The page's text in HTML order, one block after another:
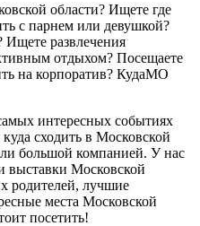
области? Ищете где
с парнем или девушкой?
Ищете развлечения
отдыхом? Посещаете
на корпоратив? КудаМО
интересных событиях
сходить в Московской
большой компанией. У нас
выставки Московской
родителей, лучшие
места Московской
посетить!